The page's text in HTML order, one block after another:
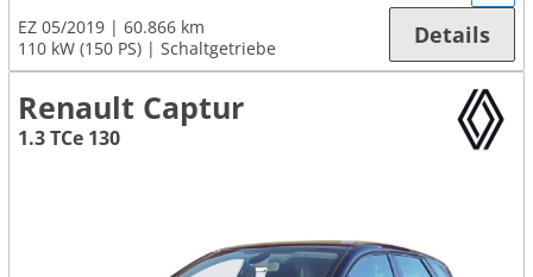
EZ 05/2019
60.866 km
110 kW (150 PS)
Schaltgetriebe Details
Renault Captur
1.3 TCe 130